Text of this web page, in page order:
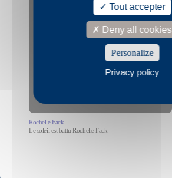
YouTube is disabled. Allow
Rochelle Fack
Le soleil est battu Rochelle Fack
Tout accepter
Deny all cookies
Personalize
Privacy policy